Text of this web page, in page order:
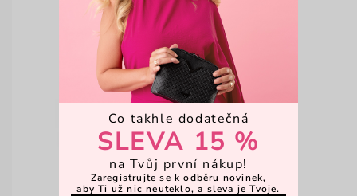
Co takhle dodatečná
SLEVA 15 %
na Tvůj první nákup!
Zaregistrujte se k odběru novinek,
aby Ti už nic neuteklo, a sleva je Tvoje.